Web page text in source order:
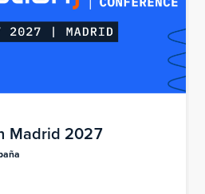
Madrid 2027